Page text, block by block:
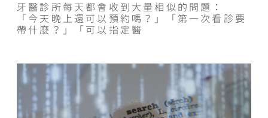
牙醫診所每天都會收到大量相似的問題：
「今天晚上還可以預約嗎？」「第一次看診要
帶什麼？」「可以指定醫